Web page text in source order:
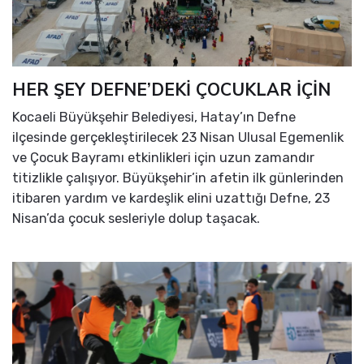
HER ŞEY DEFNE’DEKİ ÇOCUKLAR İÇİN
Kocaeli Büyükşehir Belediyesi, Hatay’ın Defne
ilçesinde gerçekleştirilecek 23 Nisan Ulusal Egemenlik
ve Çocuk Bayramı etkinlikleri için uzun zamandır
titizlikle çalışıyor. Büyükşehir’in afetin ilk günlerinden
itibaren yardım ve kardeşlik elini uzattığı Defne, 23
Nisan’da çocuk sesleriyle dolup taşacak.